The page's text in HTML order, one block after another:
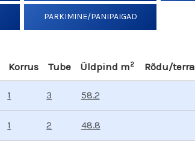
PARKIMINE/PANIPAIGAD
Korrus Tube Üldpind m2 Rõdu/
1 3 58.2
1 2 48.8